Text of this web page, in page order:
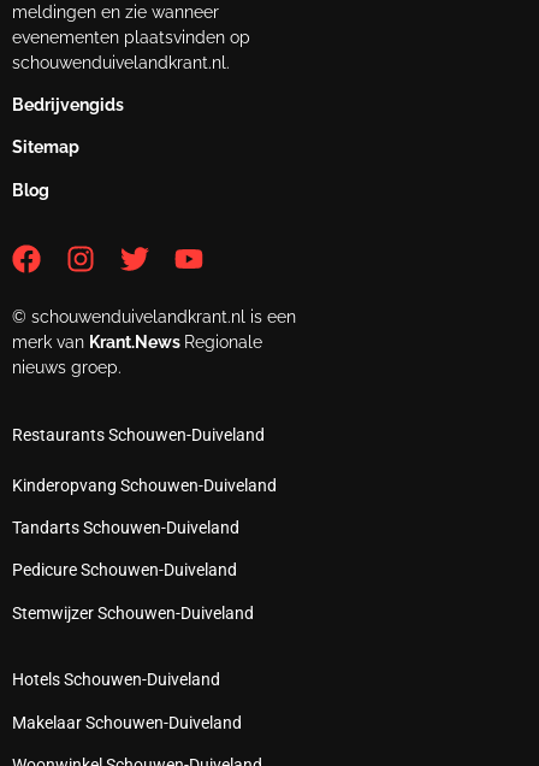
meldingen en zie wanneer
evenementen plaatsvinden op
schouwenduivelandkrant.nl.
Bedrijvengids
Sitemap
Blog
© schouwenduivelandkrant.nl is een
merk van Krant.News Regionale
nieuws groep.
Restaurants Schouwen-Duiveland
Kinderopvang Schouwen-Duiveland
Tandarts Schouwen-Duiveland
Pedicure Schouwen-Duiveland
Stemwijzer Schouwen-Duiveland
Hotels Schouwen-Duiveland
Makelaar Schouwen-Duiveland